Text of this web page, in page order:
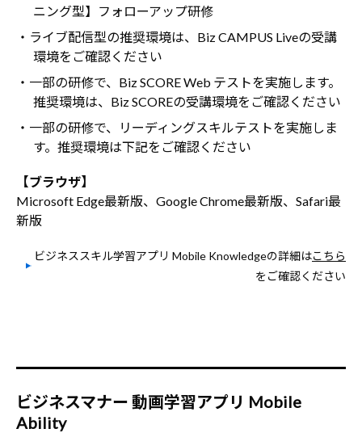
ニング型】フォローアップ研修
・ライブ配信型の推奨環境は、Biz CAMPUS Liveの受講
環境をご確認ください
・一部の研修で、Biz SCORE Web テストを実施します。
推奨環境は、Biz SCOREの受講環境をご確認ください
・一部の研修で、リーディングスキルテストを実施しま
す。推奨環境は下記をご確認ください
【ブラウザ】
Microsoft Edge最新版、Google Chrome最新版、Safari最
新版
ビジネススキル学習アプリ Mobile Knowledgeの詳細はこちら
をご確認ください
ビジネスマナー 動画学習アプリ Mobile
Ability